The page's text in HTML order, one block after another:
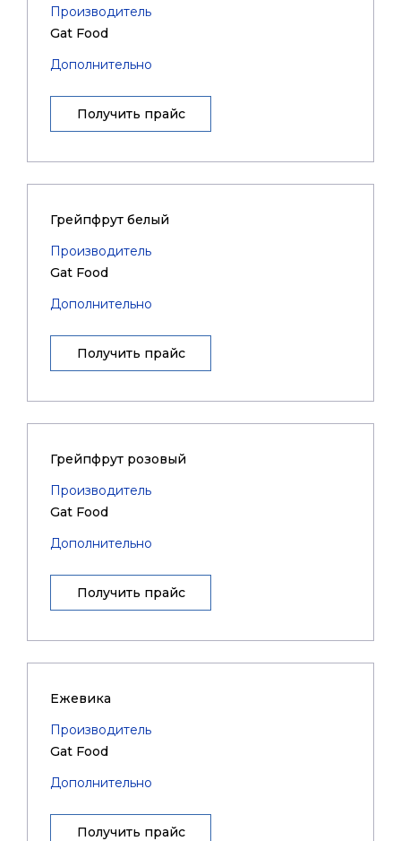
Производитель
Gat Food
Дополнительно
Получить прайс
Грейпфрут белый
Производитель
Gat Food
Дополнительно
Получить прайс
Грейпфрут розовый
Производитель
Gat Food
Дополнительно
Получить прайс
Ежевика
Производитель
Gat Food
Дополнительно
Получить прайс